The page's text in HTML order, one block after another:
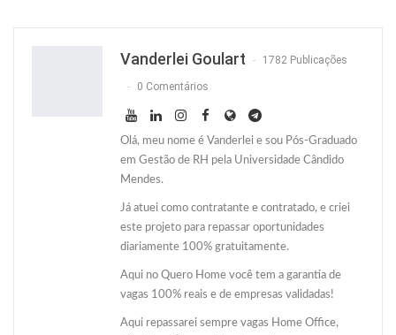
Vanderlei Goulart 1782 Publicações
0 Comentários
Olá, meu nome é Vanderlei e sou Pós-Graduado
em Gestão de RH pela Universidade Cândido
Mendes.
Já atuei como contratante e contratado, e criei
este projeto para repassar oportunidades
diariamente 100% gratuitamente.
Aqui no Quero Home você tem a garantia de
vagas 100% reais e de empresas validadas!
Aqui repassarei sempre vagas Home Office,